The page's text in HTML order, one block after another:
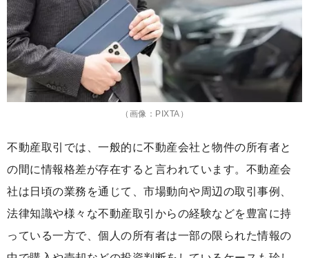
（画像：PIXTA）
不動産取引では、一般的に不動産会社と物件の所有者と
の間に情報格差が存在すると言われています。不動産会
社は日頃の業務を通じて、市場動向や周辺の取引事例、
法律知識や様々な不動産取引からの経験などを豊富に持
っている一方で、個人の所有者は一部の限られた情報の